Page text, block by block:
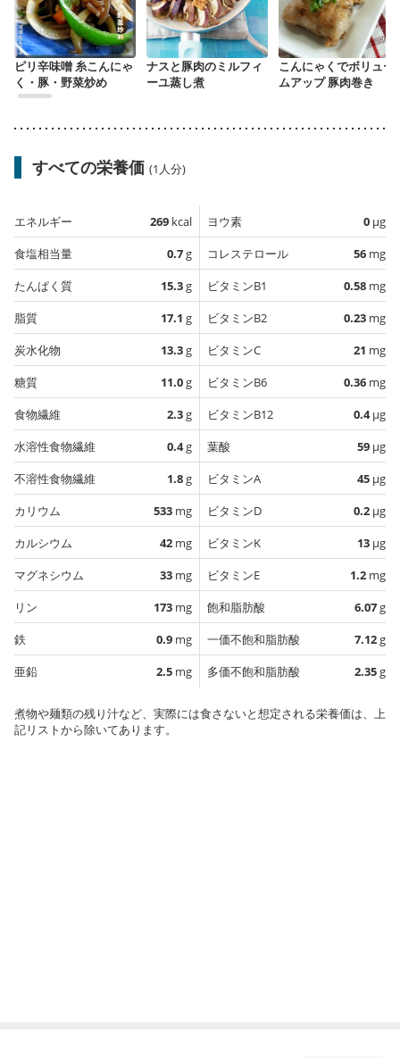
ピリ辛味噌 糸こんにゃ
く・豚・野菜炒め
ナスと豚肉のミルフィ
ーユ蒸し煮
こんにゃくでボリュー
ムアップ 豚肉巻き
すべての栄養価 (1人分)
エネルギー 269 kcal
食塩相当量
0.7g
たんぱく質
15.3g
脂質
17.1 g
炭水化物
13.3g
糖質
11.0g
食物繊維
2.3g
水溶性食物繊維
0.4g
不溶性食物繊維
1.8g
カリウム
533 mg
カルシウム
42 mg
マグネシウム
33 mg
リン
173 mg
鉄
0.9 mg
亜鉛
2.5 mg
ヨウ素 0 µg
コレステロール
56 mg
ビタミンB1
0.58 mg
ビタミンB2
0.23 mg
ビタミンC
21 mg
ビタミンB6
0.36 mg
ビタミンB12
0.4µg
葉酸
59 µg
ビタミンA
45 µg
ビタミンD
0.2 µg
ビタミンK
13 µg
ビタミンE
1.2 mg
飽和脂肪酸
6.07g
一価不飽和脂肪酸
7.12g
多価不飽和脂肪酸
2.35g
煮物や麺類の残り汁など、実際には食さないと想定される栄養価は、上
記リストから除いてあります。